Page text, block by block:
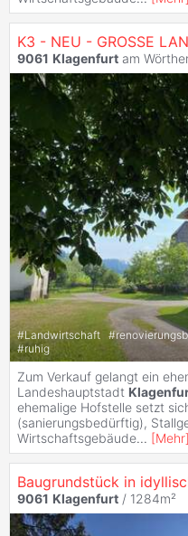
9061 Klagenfurt am
#Landwirtschaft #
#ruhig
Zum Verkauf gelangt ein
Landeshauptstadt
ehemalige Hofstelle setzt
(sanierungsbedürftig),
Wirtschaftsgebäude... [Mehr]
9061 Klagenfurt / 1284m²